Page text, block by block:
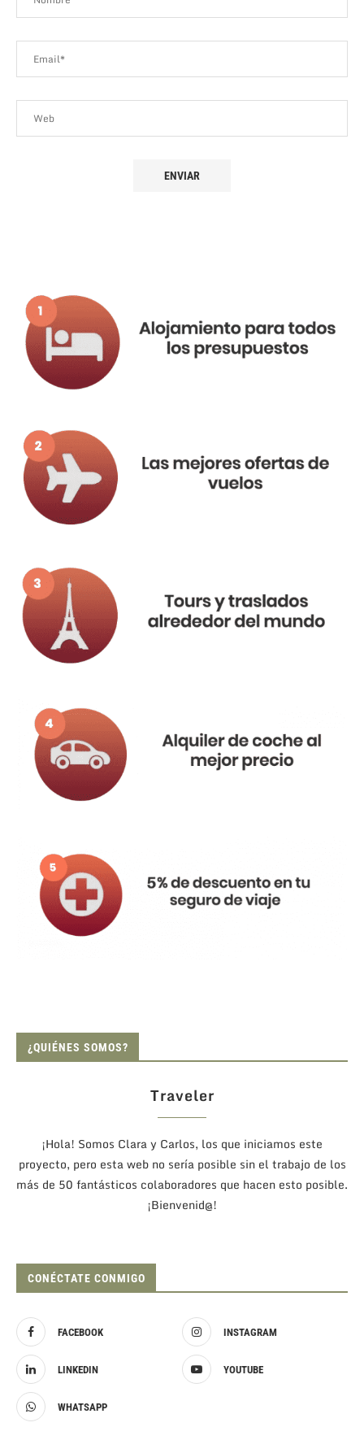
¿QUIÉNES SOMOS?
Traveler
¡Hola! Somos Clara y Carlos, los que iniciamos este
proyecto, pero esta web no sería posible sin el trabajo de los
más de 50 fantásticos colaboradores que hacen esto posible.
¡Bienvenid@!
CONÉCTATE CONMIGO
FACEBOOK INSTAGRAM
LINKEDIN YOUTUBE
WHATSAPP